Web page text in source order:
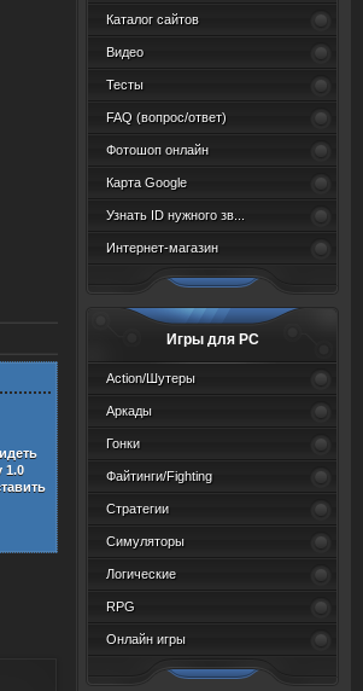
Каталог сайтов
Видео
Тесты
FAQ (вопрос/ответ)
Фотошоп онлайн
Карта Google
Узнать ID нужного зв...
Интернет-магазин
Игры для PC
Action/Шутеры
Аркады
Гонки
Файтинги/Fighting
Стратегии
Симуляторы
Логические
RPG
Онлайн игры
1.0